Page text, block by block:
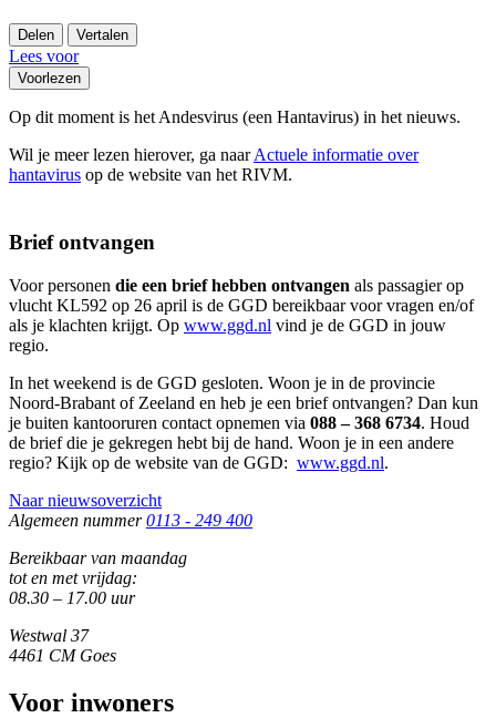
Delen Vertalen
Lees voor
Voorlezen
Op dit moment is het Andesvirus (een Hantavirus) in het nieuws.
Wil je meer lezen hierover, ga naarActuele informatie over
hantavirus op de website van het RIVM.
Brief ontvangen
Voor personen die een brief hebben ontvangen als passagier op
vlucht KL592 op 26 april is de GGD bereikbaar voor vragen en/of
als je klachten krijgt. Op www.ggd.nl vind je de GGD in jouw
regio.
In het weekend is de GGD gesloten. Woon je in de provincie
Noord-Brabant of Zeeland en heb je een brief ontvangen? Dan kun
je buiten kantooruren contact opnemen via 088 – 368 6734. Houd
de brief die je gekregen hebt bij de hand. Woon je in een andere
regio? Kijk op de website van de GGD: www.ggd.nl.
Naar nieuwsoverzicht
Algemeen nummer 0113 - 249 400
Bereikbaar van maandag
tot en met vrijdag:
08.30 – 17.00 uur
Westwal 37
4461 CM Goes
Voor inwoners